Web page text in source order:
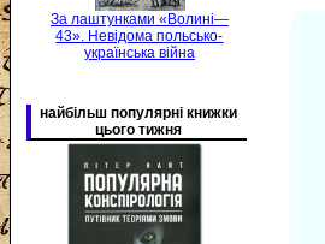
За лаштунками «Волині—
43». Невідома польсько-
українська війна
найбільш популярні книжки
цього тижня